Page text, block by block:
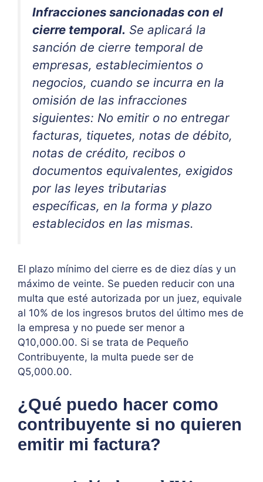
Infracciones sancionadas con el
cierre temporal. Se aplicará la
sanción de cierre temporal de
empresas, establecimientos o
negocios, cuando se incurra en la
omisión de las infracciones
siguientes: No emitir o no entregar
facturas, tiquetes, notas de débito,
notas de crédito, recibos o
documentos equivalentes, exigidos
por las leyes tributarias
específicas, en la forma y plazo
establecidos en las mismas.
El plazo mínimo del cierre es de diez días y un
máximo de veinte. Se pueden reducir con una
multa que esté autorizada por un juez, equivale
al 10% de los ingresos brutos del último mes de
la empresa y no puede ser menor a
Q10,000.00. Si se trata de Pequeño
Contribuyente, la multa puede ser de
Q5,000.00.
¿Qué puedo hacer como
contribuyente si no quieren
emitir mi factura?